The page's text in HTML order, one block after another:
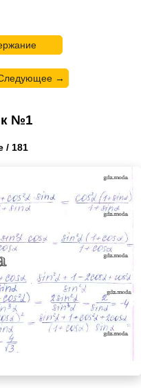
→
№1
/ 181